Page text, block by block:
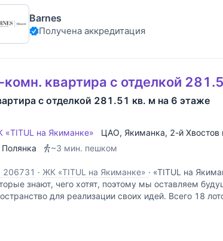
Barnes
Получена аккредитация
комн. квартира с отделкой
с отделкой 281.51 кв. м на 6 этаже
«TITUL на Якиманке» ЦАО, Якиманка, 2-й Хвостов
Полянка
~3 мин. пешком
206731 · ЖК «TITUL на Якиманке» · «TITUL на
знают, чего хотят, поэтому мы оставляем
для реализации своих идей. Всего 18